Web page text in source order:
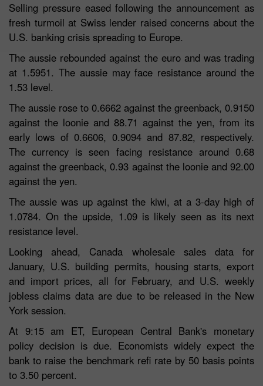
Selling pressure eased following the announcement as
fresh turmoil at Swiss lender raised concerns about the
U.S. banking crisis spreading to Europe.
The aussie rebounded against the euro and was trading
at 1.5951. The aussie may face resistance around the
1.53 level.
The aussie rose to 0.6662 against the greenback, 0.9150
against the loonie and 88.71 against the yen, from its
early lows of 0.6606, 0.9094 and 87.82, respectively.
The currency is seen facing resistance around 0.68
against the greenback, 0.93 against the loonie and 92.00
against the yen.
The aussie was up against the kiwi, at a 3-day high of
1.0784. On the upside, 1.09 is likely seen as its next
resistance level.
Looking ahead, Canada wholesale sales data for
January, U.S. building permits, housing starts, export
and import prices, all for February, and U.S. weekly
jobless claims data are due to be released in the New
York session.
At 9:15 am ET, European Central Bank's monetary
policy decision is due. Economists widely expect the
bank to raise the benchmark refi rate by 50 basis points
to 3.50 percent.